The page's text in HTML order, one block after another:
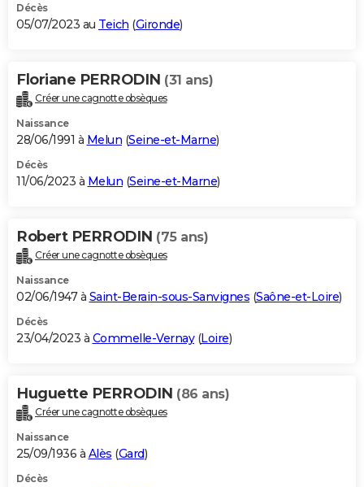
Décès
05/07/2023 au Teich (Gironde)
Floriane PERRODIN (31 ans)
Créer une cagnotte obsèques
Naissance
28/06/1991 à Melun (Seine-et-Marne)
Décès
11/06/2023 à Melun (Seine-et-Marne)
Robert PERRODIN (75 ans)
Créer une cagnotte obsèques
Naissance
02/06/1947 à Saint-Berain-sous-Sanvignes (Saône-et-Loire)
Décès
23/04/2023 à Commelle-Vernay(Loire)
Huguette PERRODIN (86 ans)
Créer une cagnotte obsèques
Naissance
25/09/1936 à Alès (Gard)
Décès